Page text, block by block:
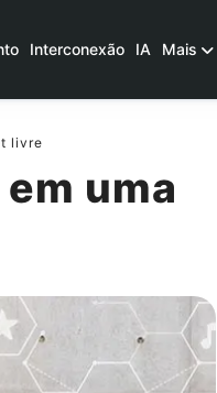
Interconexão IA Mais
livre
uma